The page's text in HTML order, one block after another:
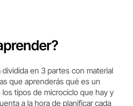
en 3 partes con material
que aprenderás qué es un
tipos de microciclo que hay y
a la hora de planificar cada